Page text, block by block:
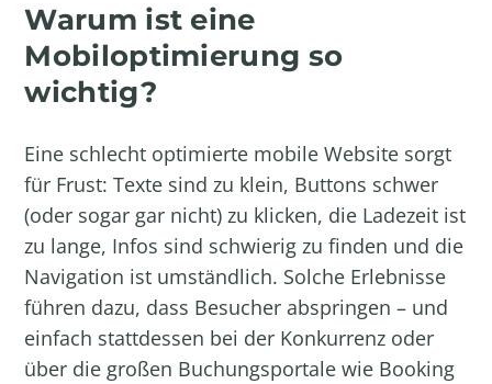
Warum ist eine
Mobiloptimierung so
wichtig?
Eine schlecht optimierte mobile Website sorgt
für Frust: Texte sind zu klein, Buttons schwer
(oder sogar gar nicht) zu klicken, die Ladezeit ist
zu lange, Infos sind schwierig zu finden und die
Navigation ist umständlich. Solche Erlebnisse
führen dazu, dass Besucher abspringen – und
einfach stattdessen bei der Konkurrenz oder
über die großen Buchungsportale wie Booking